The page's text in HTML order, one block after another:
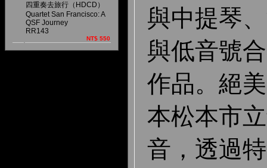
四重奏去旅行（HDCD）
Quartet San Francisco: A
QSF Journey
RR143
NT$ 550
與中提琴
與低音號
作品。絕
本松本市
音，透過